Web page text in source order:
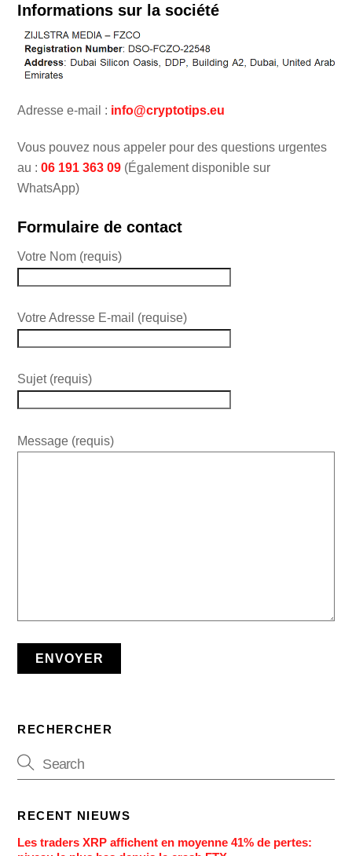
Informations sur la société
Adresse e-mail : info@cryptotips.eu
Vous pouvez nous appeler pour des questions urgentes
au :06 191 363 09 (Également disponible sur
WhatsApp)
Formulaire de contact
Votre Nom (requis)
Votre Adresse E-mail (requise)
Sujet (requis)
Message (requis)
RECHERCHER
RECENT NIEUWS
Les traders XRP affichent en moyenne 41% de pertes: